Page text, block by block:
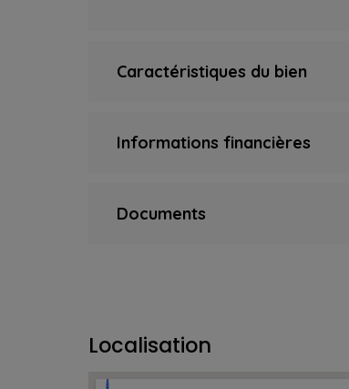
Caractéristiques du bien
Informations financières
Documents
Localisation